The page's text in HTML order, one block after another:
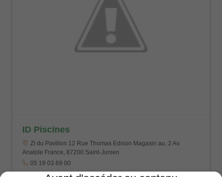
ID Piscines
ZI du Pavillon 12 Rue Thomas Edison Magasin au, 2 Av.
Anatole France, 87200 Saint-Junien
05 19 03 69 00